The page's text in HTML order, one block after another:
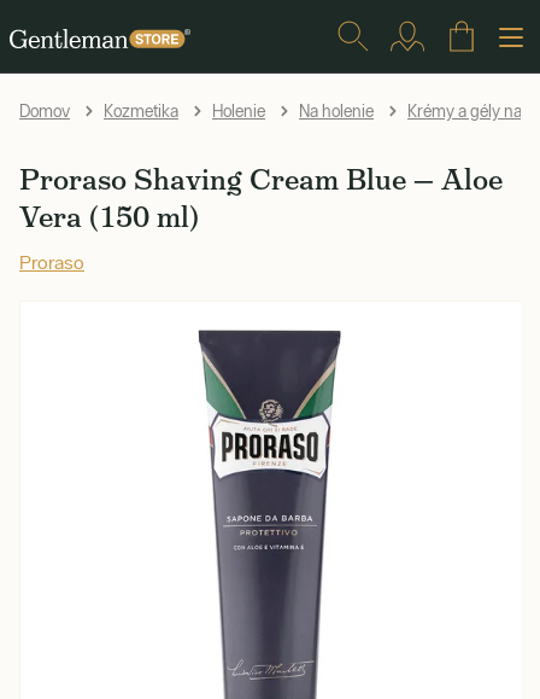
Domov Kozmetika Holenie Na holenie Krémy a gély na
Proraso Shaving Cream Blue — Aloe
Vera (150 ml)
Proraso